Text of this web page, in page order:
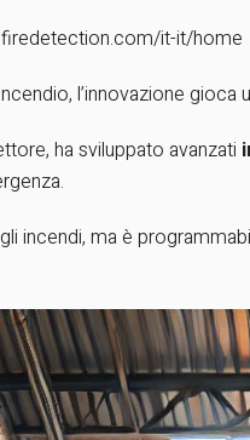
it-it/home
l’innovazione gioca
ha sviluppato avanzati
incendi, ma è